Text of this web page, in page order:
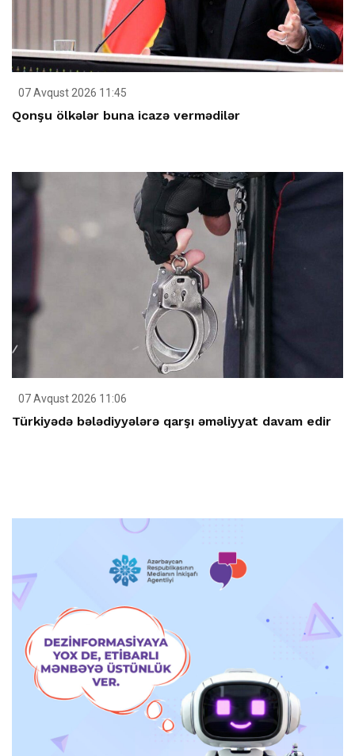
07 Avqust 2026 11:45
Qonşu ölkələr buna icazə vermədilər
07 Avqust 2026 11:06
Türkiyədə bələdiyyələrə qarşı əməliyyat davam edir